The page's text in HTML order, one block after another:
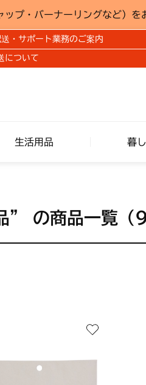
プ・バーナーリングなど）を
・サポート業務のご案内
について
生活用品 暮
” の商品一覧（